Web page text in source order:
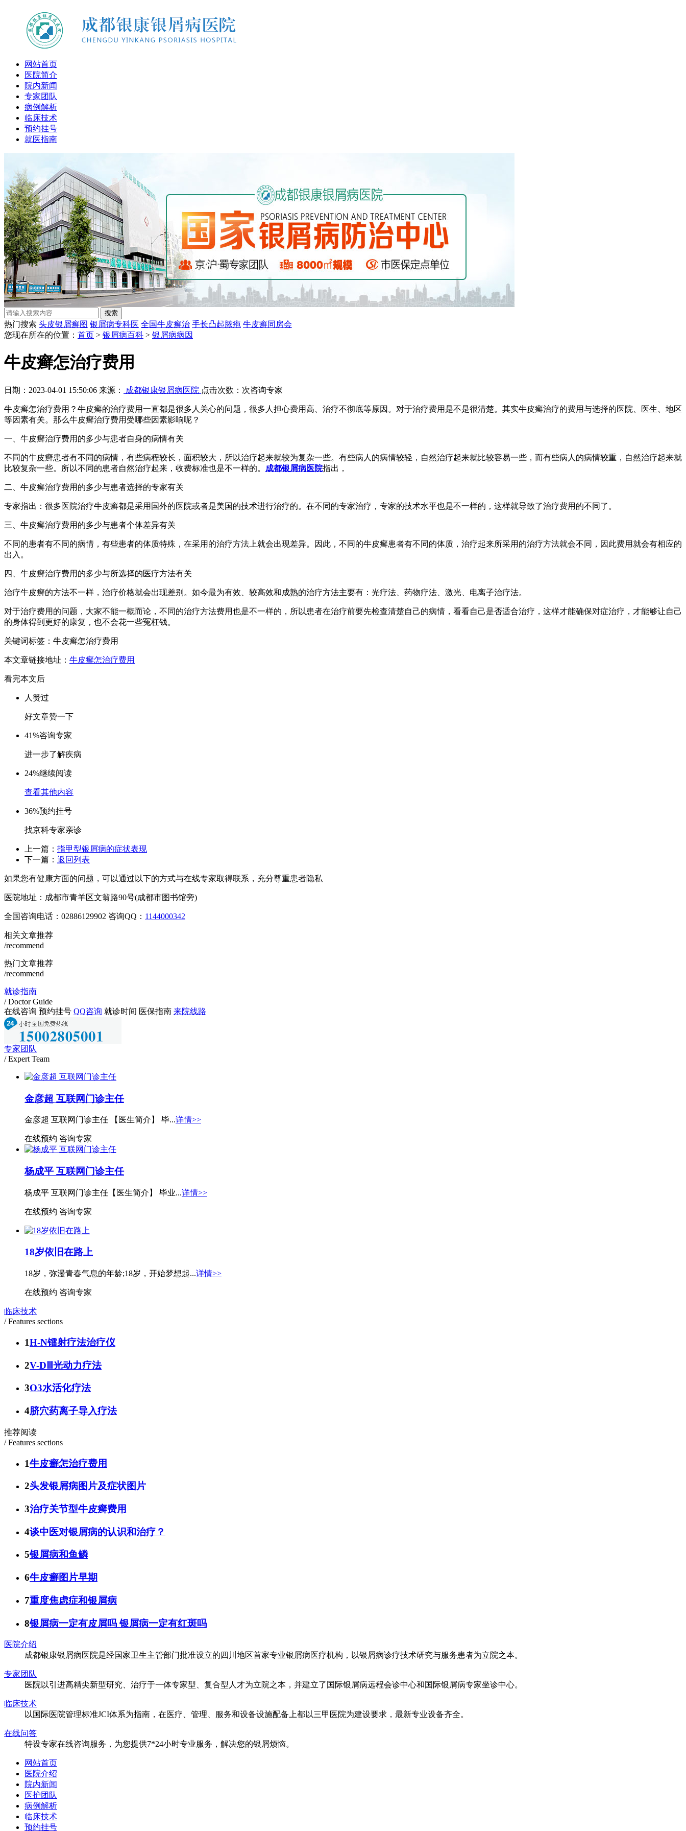
网站首页
医院简介
院内新闻
专家团队
病例解析
临床技术
预约挂号
就医指南
热门搜索 头皮银屑癣图 银屑病专科医 全国牛皮癣治 手长凸起脓疱 牛皮癣同房会
您现在所在的位置： 首页 > 银屑病百科 > 银屑病病因
牛皮癣怎治疗费用
日期：2023-04-01 15:50:06 来源： 成都银康银屑病医院 点击次数： 次咨询专家
牛皮癣怎治疗费用？牛皮癣的治疗费用一直都是很多人关心的问题，很多人担心费用高、治疗不彻底等原因。对于治疗费用是不是很清楚。其实牛皮癣治疗的费用与选择的医院、医生、地区
等因素有关。那么牛皮癣治疗费用受哪些因素影响呢？
一、牛皮癣治疗费用的多少与患者自身的病情有关
不同的牛皮癣患者有不同的病情，有些病程较长，面积较大，所以治疗起来就较为复杂一些。有些病人的病情较轻，自然治疗起来就比较容易一些，而有些病人的病情较重，自然治疗起来就
比较复杂一些。所以不同的患者自然治疗起来，收费标准也是不一样的。 成都银屑病医院指出，
二、牛皮癣治疗费用的多少与患者选择的专家有关
专家指出：很多医院治疗牛皮癣都是采用国外的医院或者是美国的技术进行治疗的。在不同的专家治疗，专家的技术水平也是不一样的，这样就导致了治疗费用的不同了。
三、牛皮癣治疗费用的多少与患者个体差异有关
不同的患者有不同的病情，有些患者的体质特殊，在采用的治疗方法上就会出现差异。因此，不同的牛皮癣患者有不同的体质，治疗起来所采用的治疗方法就会不同，因此费用就会有相应的
出入。
四、牛皮癣治疗费用的多少与所选择的医疗方法有关
治疗牛皮癣的方法不一样，治疗价格就会出现差别。如今最为有效、较高效和成熟的治疗方法主要有：光疗法、药物疗法、激光、电离子治疗法。
对于治疗费用的问题，大家不能一概而论，不同的治疗方法费用也是不一样的，所以患者在治疗前要先检查清楚自己的病情，看看自己是否适合治疗，这样才能确保对症治疗，才能够让自己
的身体得到更好的康复，也不会花一些冤枉钱。
关键词标签：牛皮癣怎治疗费用
本文章链接地址： 牛皮癣怎治疗费用
看完本文后
人赞过
好文章赞一下
41%咨询专家
进一步了解疾病
24%继续阅读
查看其他内容
36%预约挂号
找京科专家亲诊
上一篇： 指甲型银屑病的症状表现
下一篇： 返回列表
如果您有健康方面的问题，可以通过以下的方式与在线专家取得联系，充分尊重患者隐私
医院地址：成都市青羊区文翁路90号(成都市图书馆旁)
全国咨询电话： 02886129902 咨询QQ： 1144000342
相关文章推荐
/recommend
热门文章推荐
/recommend
就诊指南
/ Doctor Guide
在线咨询 预约挂号 QQ咨询 就诊时间 医保指南 来院线路
专家团队
/ Expert Team
金彦超 互联网门诊主任
金彦超 互联网门诊主任 【医生简介】 毕...详情>>
在线预约 咨询专家
杨成平 互联网门诊主任
杨成平 互联网门诊主任【医生简介】 毕业...详情>>
在线预约 咨询专家
18岁依旧在路上
18岁，弥漫青春气息的年龄;18岁，开始梦想起...详情>>
在线预约 咨询专家
临床技术
/ Features sections
1H-N镭射疗法治疗仪
2V-DⅢ光动力疗法
3O3水活化疗法
4脐穴药离子导入疗法
推荐阅读
/ Features sections
1牛皮癣怎治疗费用
2头发银屑病图片及症状图片
3治疗关节型牛皮癣费用
4谈中医对银屑病的认识和治疗？
5银屑病和鱼鳞
6牛皮癣图片早期
7重度焦虑症和银屑病
8银屑病一定有皮屑吗 银屑病一定有红斑吗
医院介绍
成都银康银屑病医院是经国家卫生主管部门批准设立的四川地区首家专业银屑病医疗机构，以银屑病诊疗技术研究与服务患者为立院之本。
专家团队
医院以引进高精尖新型研究、治疗于一体专家型、复合型人才为立院之本，并建立了国际银屑病远程会诊中心和国际银屑病专家坐诊中心。
临床技术
以国际医院管理标准JCI体系为指南，在医疗、管理、服务和设备设施配备上都以三甲医院为建设要求，最新专业设备齐全。
在线问答
特设专家在线咨询服务，为您提供7*24小时专业服务，解决您的银屑烦恼。
网站首页
医院介绍
院内新闻
医护团队
病例解析
临床技术
预约挂号